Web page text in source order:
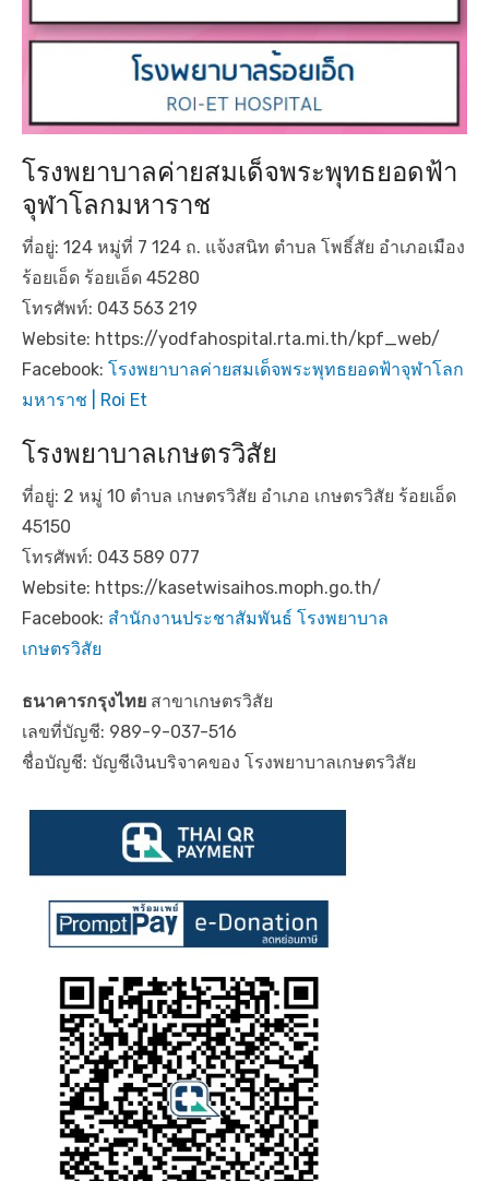
โรงพยาบาลค่ายสมเด็จพระพุทธยอดฟ้า
จุฬาโลกมหาราช
ที่อยู่: 124 หมู่ที่ 7 124 ถ. แจ้งสนิท ตำบล โพธิ์สัย อำเภอเมือง
ร้อยเอ็ด ร้อยเอ็ด 45280
โทรศัพท์: 043 563 219
Website: https://yodfahospital.rta.mi.th/kpf_web/
Facebook: โรงพยาบาลค่ายสมเด็จพระพุทธยอดฟ้าจุฬาโลก
มหาราช | Roi Et
โรงพยาบาลเกษตรวิสัย
ที่อยู่: 2 หมู่ 10 ตำบล เกษตรวิสัย อำเภอ เกษตรวิสัย ร้อยเอ็ด
45150
โทรศัพท์: 043 589 077
Website: https://kasetwisaihos.moph.go.th/
Facebook: สำนักงานประชาสัมพันธ์ โรงพยาบาล
เกษตรวิสัย
ธนาคารกรุงไทย สาขาเกษตรวิสัย
เลขที่บัญชี: 989-9-037-516
ชื่อบัญชี: บัญชีเงินบริจาคของ โรงพยาบาลเกษตรวิสัย